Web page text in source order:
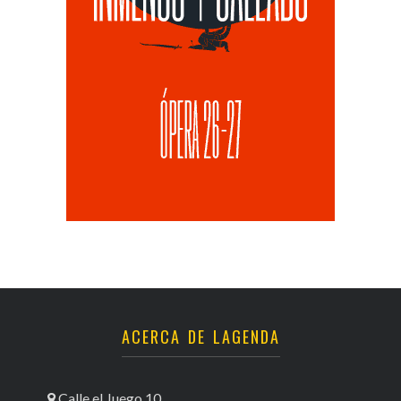
ACERCA DE LAGENDA
Calle el Juego 10